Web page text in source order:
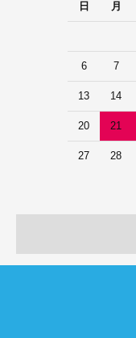
日
月
6 7
13 14
20 21
27 28